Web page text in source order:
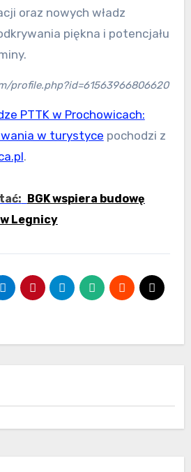
oraz nowych władz
piękna i potencjału
profile.php?id=61563966806620
PTTK w Prochowicach:
w turystyce pochodzi z
.
BGK wspiera budowę
Legnicy